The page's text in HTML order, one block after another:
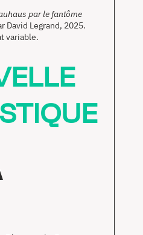
par le fantôme
David Legrand, 2025.
variable.